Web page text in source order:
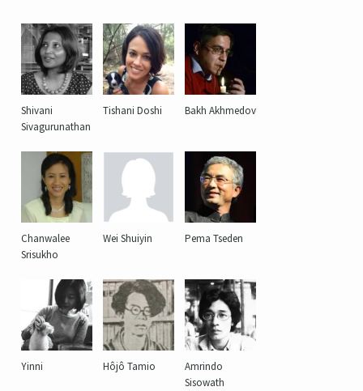
Shivani
Sivagurunathan
Tishani Doshi Bakh Akhmedov
Chanwalee
Srisukho
Wei Shuiyin Pema Tseden
Yinni Hôjô Tamio
Amrindo
Sisowath